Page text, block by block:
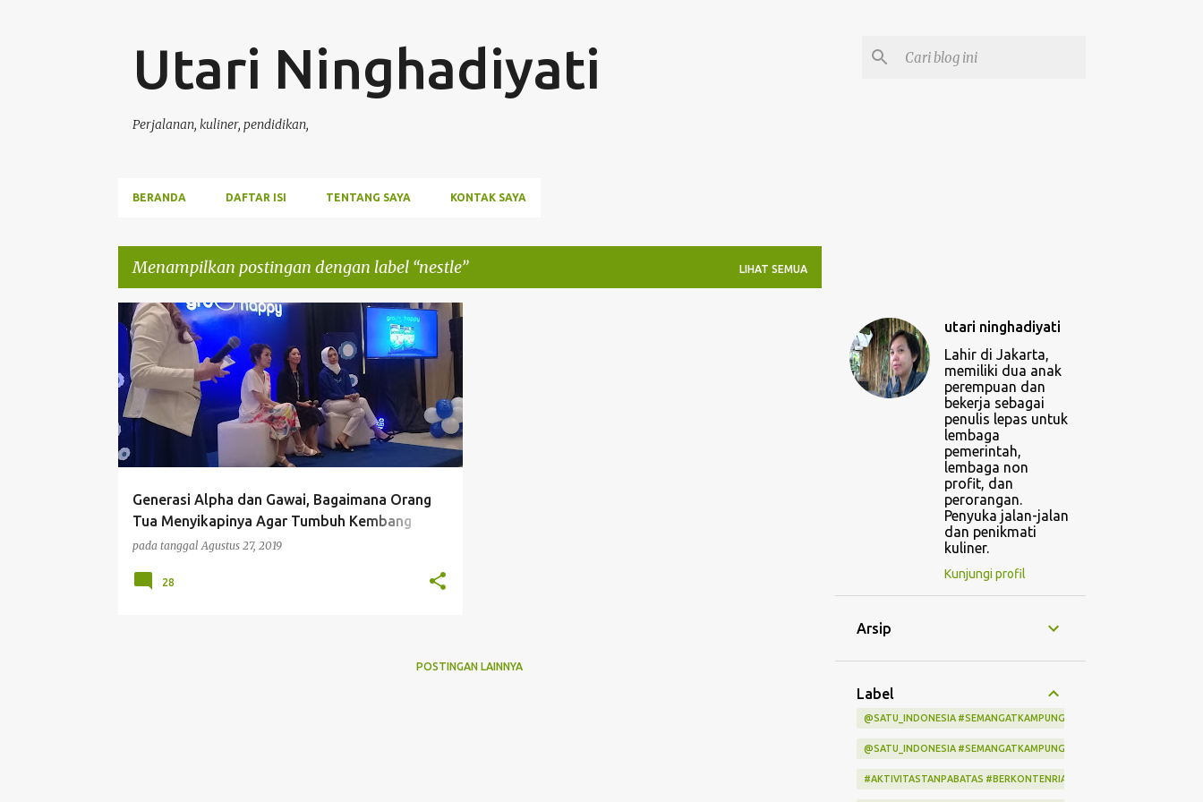
Utari Ninghadiyati
Perjalanan, kuliner, pendidikan,
BERANDA DAFTAR ISI TENTANG SAYA KONTAK SAYA
Menampilkan postingan dengan label nestle LIHAT SEMUA
P
o
s
t
i
n
Generasi Alpha dan Gawai, Bagaimana Orang
Tua Menyikapinya Agar Tumbuh Kembang
Anak Optimal.
pada tanggalAgustus 27, 2019
NESTLE TULISANKU
28
POSTINGAN LAINNYA
utari ninghadiyati
Lahir di Jakarta,
memiliki dua anak
perempuan dan
bekerja sebagai
penulis lepas untuk
lembaga
pemerintah,
lembaga non
profit, dan
perorangan.
Penyuka jalan-jalan
dan penikmati
kuliner.
Kunjungi profil
Arsip
Label
@SATU_INDONESIA #SEMANGATKAMPUNGINDONESIA
@SATU_INDONESIA #SEMANGATKAMPUNGINDONESIA
#AKTIVITASTANPABATAS #BERKONTENRIABERSAMAINDIHOME